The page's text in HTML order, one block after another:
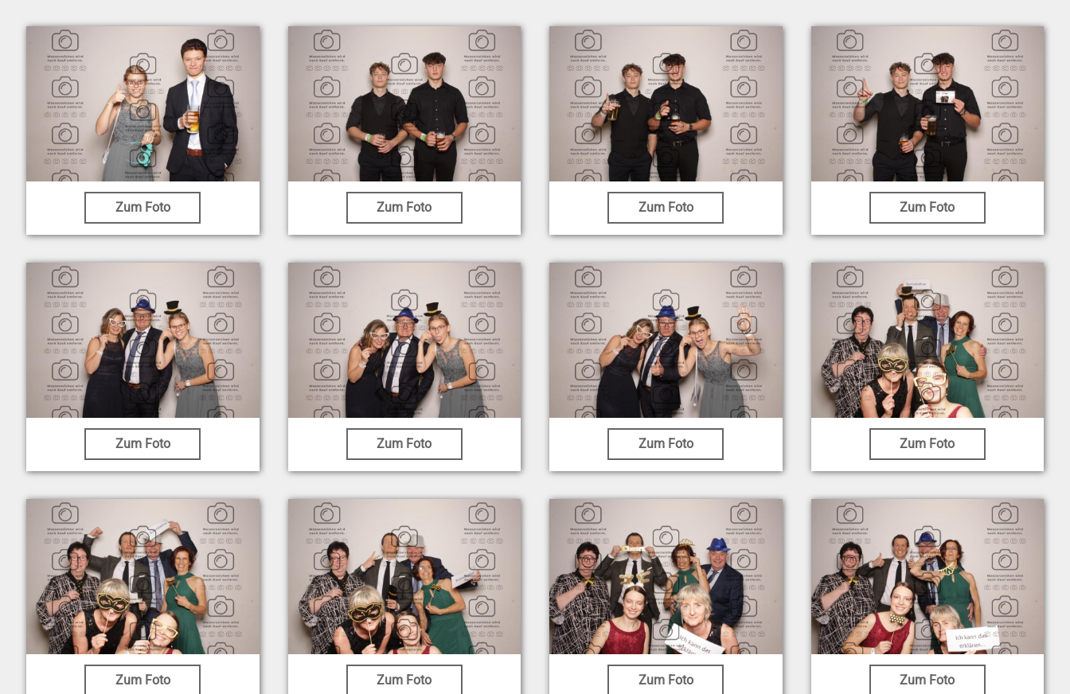
Zum Foto Zum Foto Zum Foto Zum Foto
Zum Foto Zum Foto Zum Foto Zum Foto
Zum Foto Zum Foto Zum Foto Zum Foto